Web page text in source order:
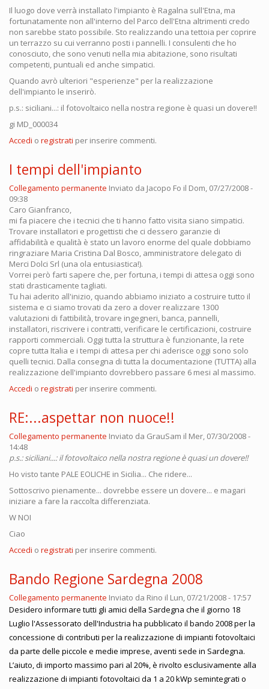
Il luogo dove verrà installato l'impianto è Ragalna sull'Etna, ma
fortunatamente non all'interno del Parco dell'Etna altrimenti credo
non sarebbe stato possibile. Sto realizzando una tettoia per coprire
un terrazzo su cui verranno posti i pannelli. I consulenti che ho
conosciuto, che sono venuti nella mia abitazione, sono risultati
competenti, puntuali ed anche simpatici.
Quando avrò ulteriori "esperienze" per la realizzazione
dell'impianto le inserirò.
p.s.: siciliani...: il fotovoltaico nella nostra regione è quasi un dovere!!
gi MD_000034
Accedi o registrati per inserire commenti.
I tempi dell'impianto
Collegamento permanente Inviato da Jacopo Fo il Dom, 07/27/2008 -
09:38
Caro Gianfranco,
mi fa piacere che i tecnici che ti hanno fatto visita siano simpatici.
Trovare installatori e progettisti che ci dessero garanzie di
affidabilità e qualità è stato un lavoro enorme del quale dobbiamo
ringraziare Maria Cristina Dal Bosco, amministratore delegato di
Merci Dolci Srl (una ola entusiastica!).
Vorrei però farti sapere che, per fortuna, i tempi di attesa oggi sono
stati drasticamente tagliati.
Tu hai aderito all'inizio, quando abbiamo iniziato a costruire tutto il
sistema e ci siamo trovati da zero a dover realizzare 1300
valutazioni di fattibilità, trovare ingegneri, banca, pannelli,
installatori, riscrivere i contratti, verificare le certificazioni, costruire
rapporti commerciali. Oggi tutta la struttura è funzionante, la rete
copre tutta Italia e i tempi di attesa per chi aderisce oggi sono solo
quelli tecnici. Dalla consegna di tutta la documentazione (TUTTA) alla
realizzazione dell'impianto dovrebbero passare 6 mesi al massimo.
Accedi o registrati per inserire commenti.
RE:...aspettar non nuoce!!
Collegamento permanente Inviato da GrauSam il Mer, 07/30/2008 -
14:48
p.s.: siciliani...: il fotovoltaico nella nostra regione è quasi un dovere!!
Ho visto tante PALE EOLICHE in Sicilia... Che ridere...
Sottoscrivo pienamente... dovrebbe essere un dovere... e magari
iniziare a fare la raccolta differenziata.
W NOI
Ciao
Accedi o registrati per inserire commenti.
Bando Regione Sardegna 2008
Collegamento permanente Inviato da Rino il Lun, 07/21/2008 - 17:57
Desidero informare tutti gli amici della Sardegna che il giorno 18
Luglio l'Assessorato dell'Industria ha pubblicato il bando 2008 per la
concessione di contributi per la realizzazione di impianti fotovoltaici
da parte delle piccole e medie imprese, aventi sede in Sardegna.
L’aiuto, di importo massimo pari al 20%, è rivolto esclusivamente alla
realizzazione di impianti fotovoltaici da 1 a 20 kWp semintegrati o